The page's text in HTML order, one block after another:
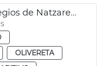
Mejora accesos en colegios de Natzaret, Soterres y Safranar
OLIVERETA